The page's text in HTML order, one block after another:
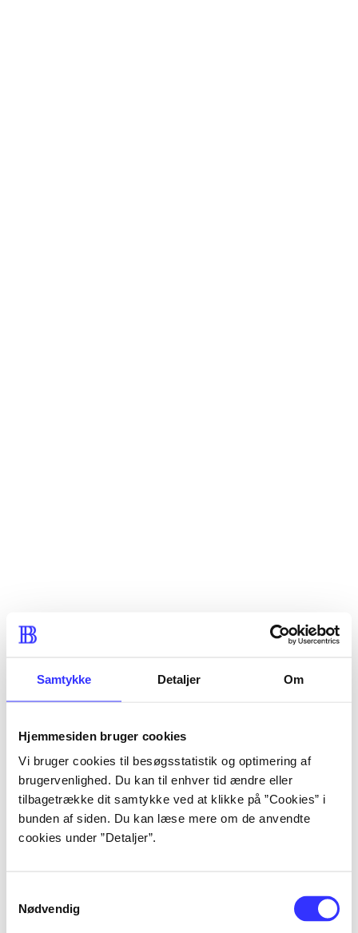
Samtykke Detaljer Om
Hjemmesiden bruger cookies
Vi bruger cookies til besøgsstatistik og optimering af
brugervenlighed. Du kan til enhver tid ændre eller
tilbagetrække dit samtykke ved at klikke på ”Cookies” i
bunden af siden. Du kan læse mere om de anvendte
cookies under ”Detaljer”.
Nødvendig